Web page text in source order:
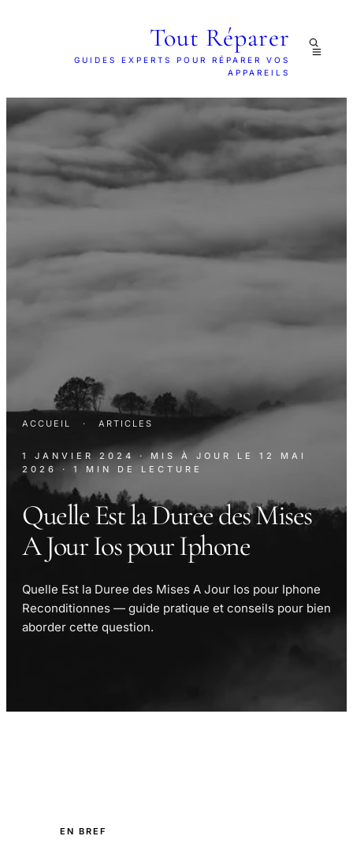
Tout Réparer
GUIDES EXPERTS POUR RÉPARER VOS
APPAREILS
ACCUEIL · ARTICLES
1 JANVIER 2024 · MIS À JOUR LE 12 MAI
2026
· 1 MIN DE LECTURE
Quelle Est la Duree des Mises
A Jour Ios pour Iphone
Quelle Est la Duree des Mises A Jour Ios pour Iphone
Reconditionnes — guide pratique et conseils pour bien
aborder cette question.
EN BREF